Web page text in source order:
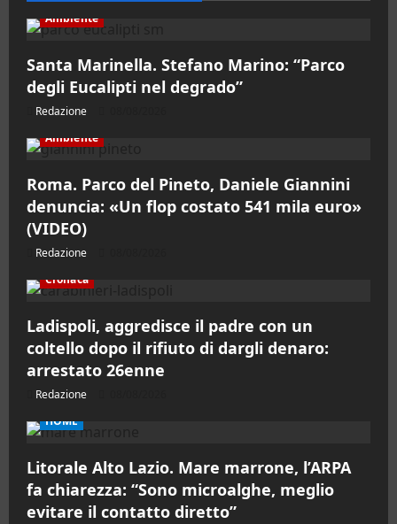
Ambiente
Santa Marinella. Stefano Marino: “Parco
degli Eucalipti nel degrado”
Redazione
Ambiente
Roma. Parco del Pineto, Daniele Giannini
denuncia: «Un flop costato 541 mila euro»
(VIDEO)
Redazione
Cronaca
Ladispoli, aggredisce il padre con un
coltello dopo il rifiuto di dargli denaro:
arrestato 26enne
Redazione
HOME
Litorale Alto Lazio. Mare marrone, l’ARPA
fa chiarezza: “Sono microalghe, meglio
evitare il contatto diretto”